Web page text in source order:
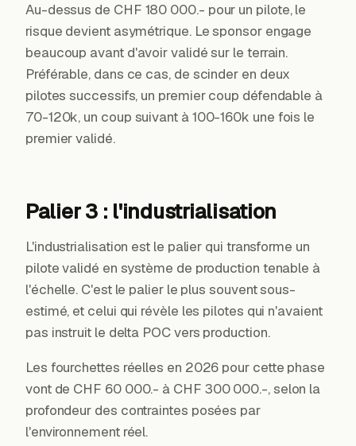
Au-dessus de CHF 180 000.- pour un pilote, le
risque devient asymétrique. Le sponsor engage
beaucoup avant d'avoir validé sur le terrain.
Préférable, dans ce cas, de scinder en deux
pilotes successifs, un premier coup défendable à
70-120k, un coup suivant à 100-160k une fois le
premier validé.
Palier 3 : l'industrialisation
L'industrialisation est le palier qui transforme un
pilote validé en système de production tenable à
l'échelle. C'est le palier le plus souvent sous-
estimé, et celui qui révèle les pilotes qui n'avaient
pas instruit le delta POC vers production.
Les fourchettes réelles en 2026 pour cette phase
vont de CHF 60 000.- à CHF 300 000.-, selon la
profondeur des contraintes posées par
l'environnement réel.